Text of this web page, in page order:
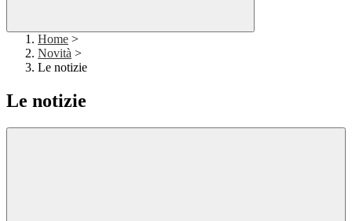
Home >
Novità >
Le notizie
Le notizie